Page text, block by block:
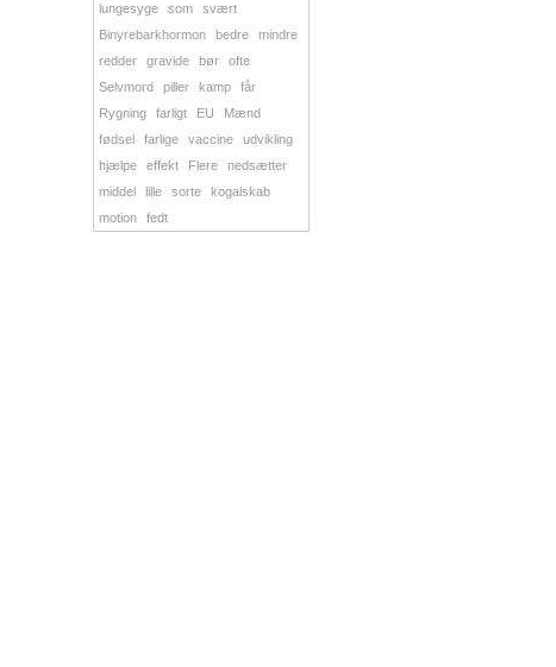
lungesyge
som
svært
Binyrebarkhormon
bedre
mindre
redder
gravide bør
ofte
Selvmord
piller kamp
får
Rygning
farligt EU
Mænd
fødsel
farlige vaccine
udvikling
hjælpe
effekt Flere
nedsætter
middel
lille sorte
kogalskab
motion
fedt